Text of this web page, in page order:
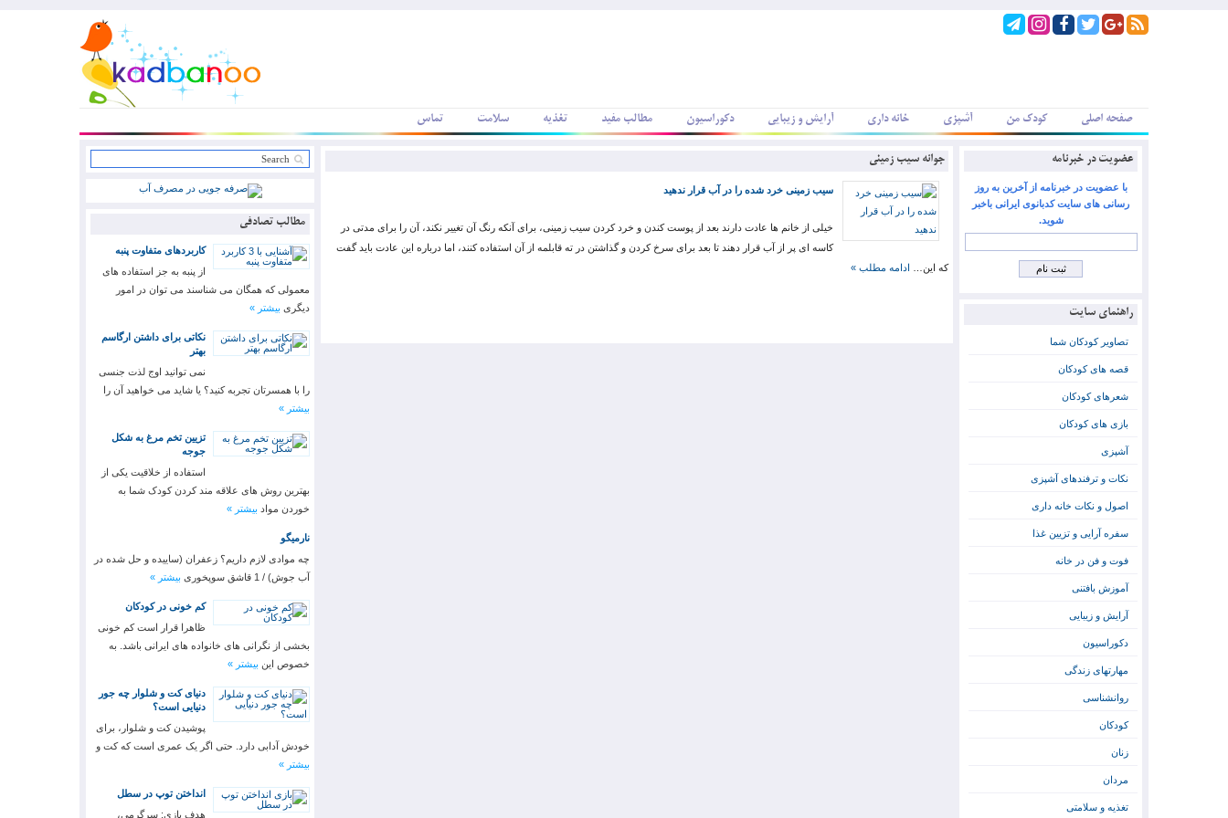
صفحه اصلی کودک من آشپزی خانه داری آرایش و زیبایی دکوراسیون مطالب مفید تغذیه سلامت تماس
جوانه سیب زمینی
سیب زمینی خرد شده را در آب قرار ندهید
خیلی از خانم ها عادت دارند بعد از پوست کندن و خرد کردن سیب زمینی، برای آنکه رنگ آن تغییر نکند، آن را برای مدتی در
کاسه ای پر از آب قرار دهند تا بعد برای سرخ کردن و گذاشتن در ته قابلمه از آن استفاده کنند، اما درباره این عادت باید گفت
که این… ادامه مطلب »
مطالب تصادفی
کاربردهای متفاوت پنبه
از پنبه به جز استفاده های
معمولی که همگان می شناسند می توان در امور
دیگری بیشتر »
نکاتی برای داشتن ارگاسم
بهتر
نمی توانید اوج لذت جنسی
را با همسرتان تجربه کنید؟ یا شاید می خواهید آن را
بیشتر »
تزیین تخم مرغ به شکل
جوجه
استفاده از خلاقیت یکی از
بهترین رو‌ش های علاقه مند کردن کودک شما به
خوردن مواد بیشتر »
نارمیگو
چه موادی لازم داریم؟ زعفران (ساییده و حل شده در
آب جوش) / 1 قاشق سوپخوری
بیشتر »
کم خونی در کودکان
ظاهرا قرار است کم خونی
بخشی از نگرانی های خانواده های ایرانی باشد. به
خصوص این بیشتر »
دنیای کت و شلوار چه جور
دنیایی است؟
پوشیدن کت و شلوار، برای
خودش آدابی دارد. حتی اگر یک عمری است که کت و
بیشتر »
انداختن توپ در سطل
هدف بازی: سرگرمی،
عضویت در خبرنامه
با عضویت در خبرنامه از آخرین به روز
رسانی های سایت کدبانوی ایرانی باخبر
شوید.
راهنمای سایت
تصاویر کودکان شما
قصه های کودکان
شعرهای کودکان
بازی های کودکان
آشپزی
نکات و ترفندهای آشپزی
اصول و نکات خانه داری
سفره آرایی و تزیین غذا
فوت و فن در خانه
آموزش بافتنی
آرایش و زیبایی
دکوراسیون
مهارتهای زندگی
روانشناسی
کودکان
زنان
مردان
تغذیه و سلامتی